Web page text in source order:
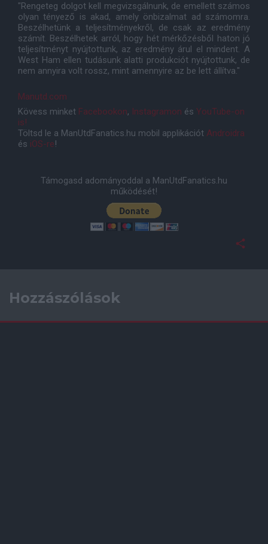
"Rengeteg dolgot kell megvizsgálnunk, de emellett számos
olyan tényező is akad, amely önbizalmat ad számomra.
Beszélhetünk a teljesítményekről, de csak az eredmény
számít. Beszélhetek arról, hogy hét mérkőzésből haton jó
teljesítményt nyújtottunk, az eredmény árul el mindent. A
West Ham ellen tudásunk alatti produkciót nyújtottunk, de
nem annyira volt rossz, mint amennyire az be lett állítva."
Manutd.com
Kövess minket Facebookon, Instagramon és YouTube-on
is!
Töltsd le a ManUtdFanatics.hu mobil applikációt Androidra
és iOS-re!
Támogasd adományoddal a ManUtdFanatics.hu
működését!
Hozzászólások